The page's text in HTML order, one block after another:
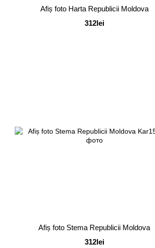
Afiș foto Harta Republicii Moldova
312lei
Afiș foto Stema Republicii Moldova
312lei